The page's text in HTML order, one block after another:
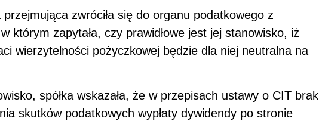
zwróciła się do organu podatkowego z
którym zapytała, czy prawidłowe jest jej stanowisko, iż
wierzytelności pożyczkowej będzie dla niej neutralna na
spółka wskazała, że w przepisach ustawy o CIT brak
skutków podatkowych wypłaty dywidendy po stronie